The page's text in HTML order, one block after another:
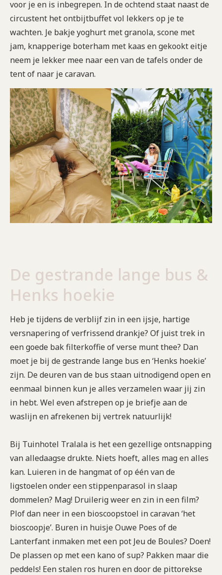
voor je en is inbegrepen. In de ochtend staat naast de
circustent het ontbijtbuffet vol lekkers op je te
wachten. Je bakje yoghurt met granola, scone met
jam, knapperige boterham met kaas en gekookt eitje
neem je lekker mee naar een van de tafels onder de
tent of naar je caravan.
De gestrande lange bus &
Henks hoekie
Heb je tijdens de verblijf zin in een ijsje, hartige
versnapering of verfrissend drankje? Of juist trek in
een goede bak filterkoffie of verse munt thee? Dan
moet je bij de gestrande lange bus en ‘Henks hoekie’
zijn. De deuren van de bus staan uitnodigend open en
eenmaal binnen kun je alles verzamelen waar jij zin
in hebt. Wel even afstrepen op je briefje aan de
waslijn en afrekenen bij vertrek natuurlijk!
Bij Tuinhotel Tralala is het een gezellige ontsnapping
van alledaagse drukte. Niets hoeft, alles mag en alles
kan. Luieren in de hangmat of op één van de
ligstoelen onder een stippenparasol in slaap
dommelen? Mag! Druilerig weer en zin in een film?
Plof dan neer in een bioscoopstoel in caravan ‘het
bioscoopje’. Buren in huisje Ouwe Poes of de
Lanterfant inmaken met een pot Jeu de Boules? Doen!
De plassen op met een kano of sup? Pakken maar die
peddels! Een stalen ros huren en door de pittorekse